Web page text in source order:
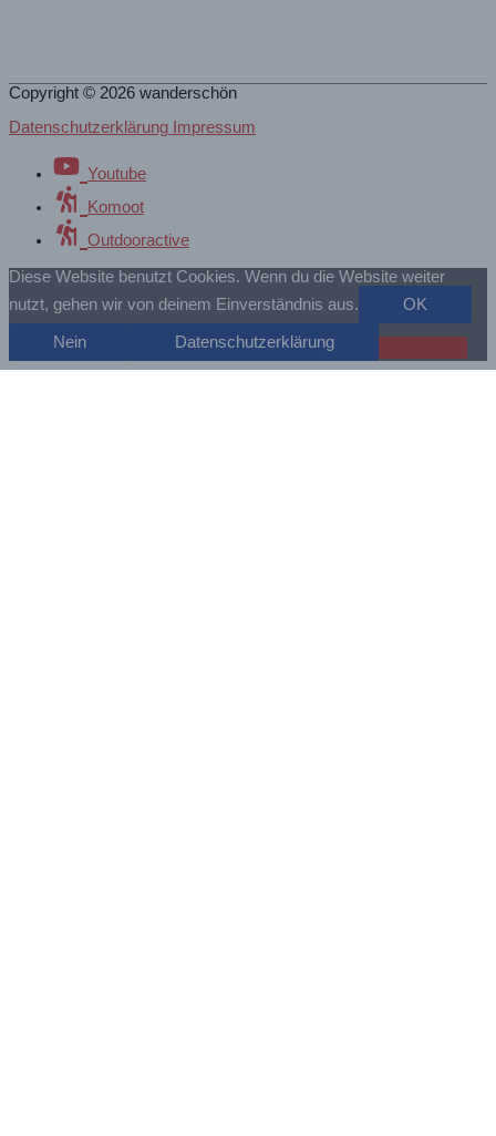
Copyright © 2026 wanderschön
Datenschutzerklärung Impressum
Youtube
Komoot
Outdooractive
Diese Website benutzt Cookies. Wenn du die Website weiter
nutzt, gehen wir von deinem Einverständnis aus.
OK
Nein Datenschutzerklärung